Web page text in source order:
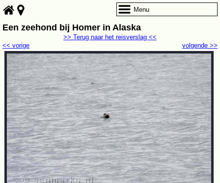
Een zeehond bij Homer in Alaska
volgende >>
<< vorige
>> Terug naar het reisverslag <<
Menu